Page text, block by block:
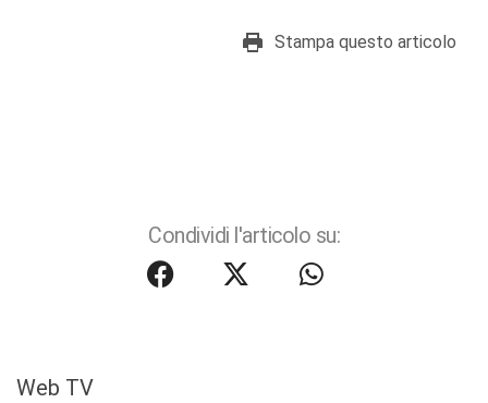
Stampa questo articolo
Condividi l'articolo su:
Web TV